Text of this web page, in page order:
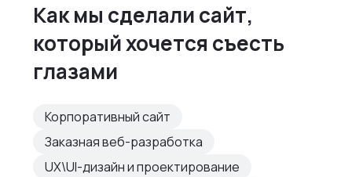
Как мы сделали сайт,
который хочется съесть
глазами
Корпоративный сайт
Заказная веб-разработка
UX\UI-дизайн и проектирование